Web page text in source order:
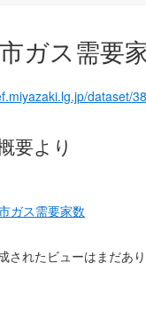
ガス需要
dataset/
要より
ガス需要家数
されたビューはまだあ